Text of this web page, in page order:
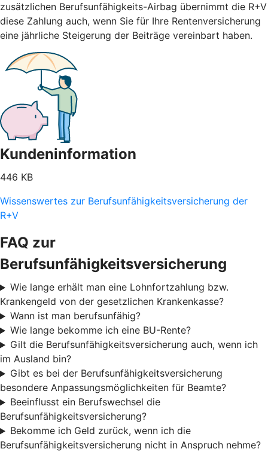
zusätzlichen Berufsunfähigkeits-Airbag übernimmt die R+V
diese Zahlung auch, wenn Sie für Ihre Rentenversicherung
eine jährliche Steigerung der Beiträge vereinbart haben.
Kundeninformation
446 KB
Wissenswertes zur Berufsunfähigkeitsversicherung der
R+V
FAQ zur
Berufsunfähigkeitsversicherung
Wie lange erhält man eine Lohnfortzahlung bzw.
Krankengeld von der gesetzlichen Krankenkasse?
Wann ist man berufsunfähig?
Wie lange bekomme ich eine BU-Rente?
Gilt die Berufsunfähigkeitsversicherung auch, wenn ich
im Ausland bin?
Gibt es bei der Berufsunfähigkeitsversicherung
besondere Anpassungsmöglichkeiten für Beamte?
Beeinflusst ein Berufswechsel die
Berufsunfähigkeitsversicherung?
Bekomme ich Geld zurück, wenn ich die
Berufsunfähigkeitsversicherung nicht in Anspruch nehme?